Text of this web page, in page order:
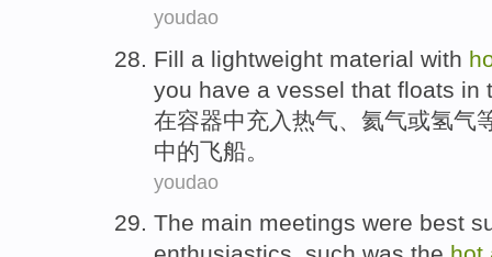
youdao
Fill a lightweight material with
you have a vessel that floats in
在容器中充 入 热气 氦气或氢气
中的飞船。
youdao
The main meetings were best